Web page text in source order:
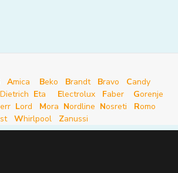
Amica Beko Brandt Bravo Candy
Eta Electrolux Faber Gorenje
Lord Mora Nordline Nosreti Romo
Whirlpool Zanussi